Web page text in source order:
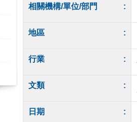
相關機構/單位/部門 :
地區 :
行業 :
文類 :
日期 :